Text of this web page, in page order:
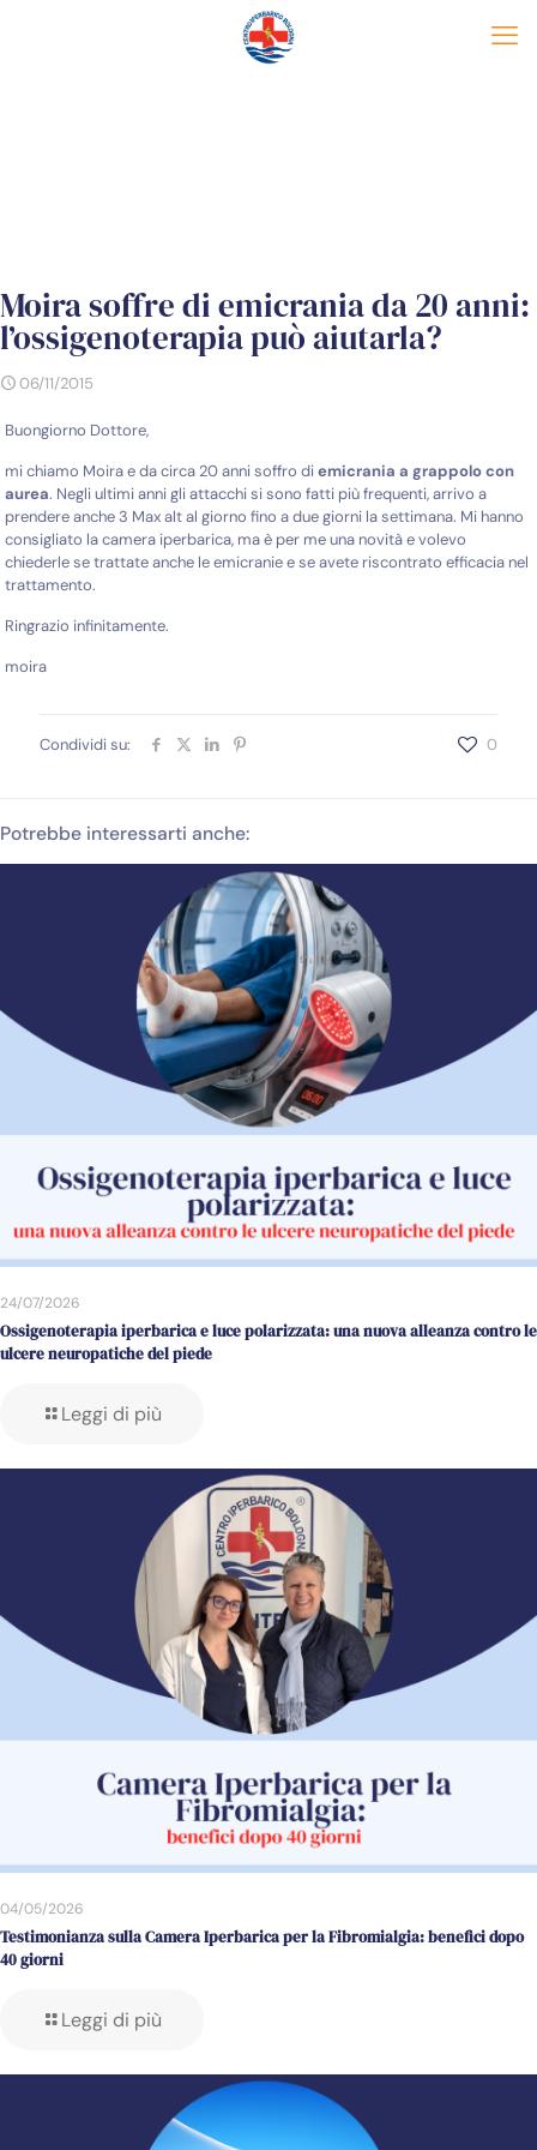
Moira soffre di emicrania da 20 anni:
l’ossigenoterapia può aiutarla?
06/11/2015
Buongiorno Dottore,
mi chiamo Moira e da circa 20 anni soffro diemicrania a grappolo con
aurea. Negli ultimi anni gli attacchi si sono fatti più frequenti, arrivo a
prendere anche 3 Max alt al giorno fino a due giorni la settimana. Mi hanno
consigliato la camera iperbarica, ma è per me una novità e volevo
chiederle se trattate anche le emicranie e se avete riscontrato efficacia nel
trattamento.
Ringrazio infinitamente.
moira
Condividi su: 0
Potrebbe interessarti anche:
24/07/2026
Ossigenoterapia iperbarica e luce polarizzata: una nuova alleanza contro le
ulcere neuropatiche del piede
Leggi di più
04/05/2026
Testimonianza sulla Camera Iperbarica per la Fibromialgia: benefici dopo
40 giorni
Leggi di più